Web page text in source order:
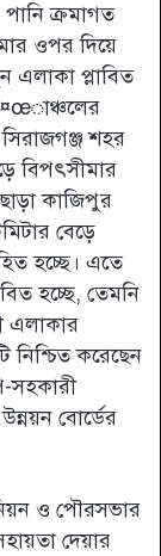
ক্রমাগত
ওপর দিয়ে
এলাকা প্লাবিত
শহর
বিপৎসীমার
কাজিপুর
বেড়ে
হচ্ছে। এতে
হচ্ছে, তেমনি
এলাকার
করেছেন
সহকারী
বোর্ডের
ও পৌরসভার
দেয়ার